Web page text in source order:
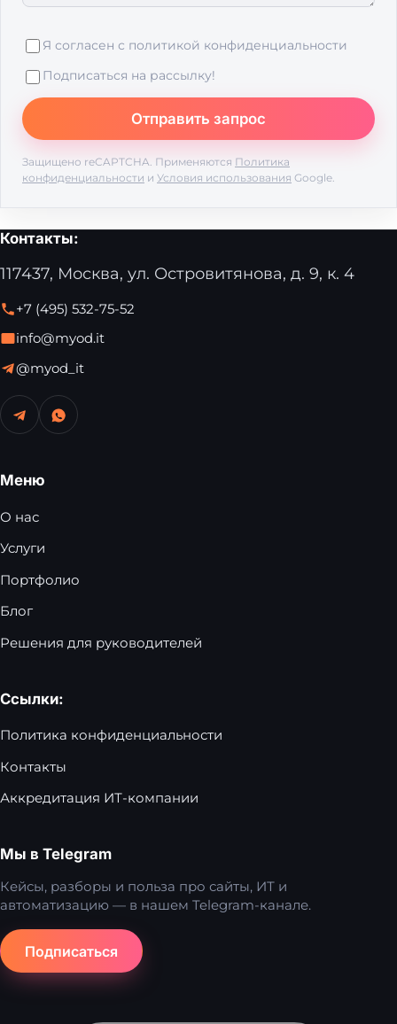
Я согласен с политикой конфиденциальности
Подписаться на рассылку!
Защищено reCAPTCHA. Применяются Политика
конфиденциальности и Условия использования Google.
Контакты:
117437, Москва, ул. Островитянова, д. 9, к. 4
+7 (495) 532-75-52
info@myod.it
@myod_it
Меню
О нас
Услуги
Портфолио
Блог
Решения для руководителей
Ссылки:
Политика конфиденциальности
Контакты
Аккредитация ИТ-компании
Мы в Telegram
Кейсы, разборы и польза про сайты, ИТ и
автоматизацию — в нашем Telegram-канале.
Подписаться